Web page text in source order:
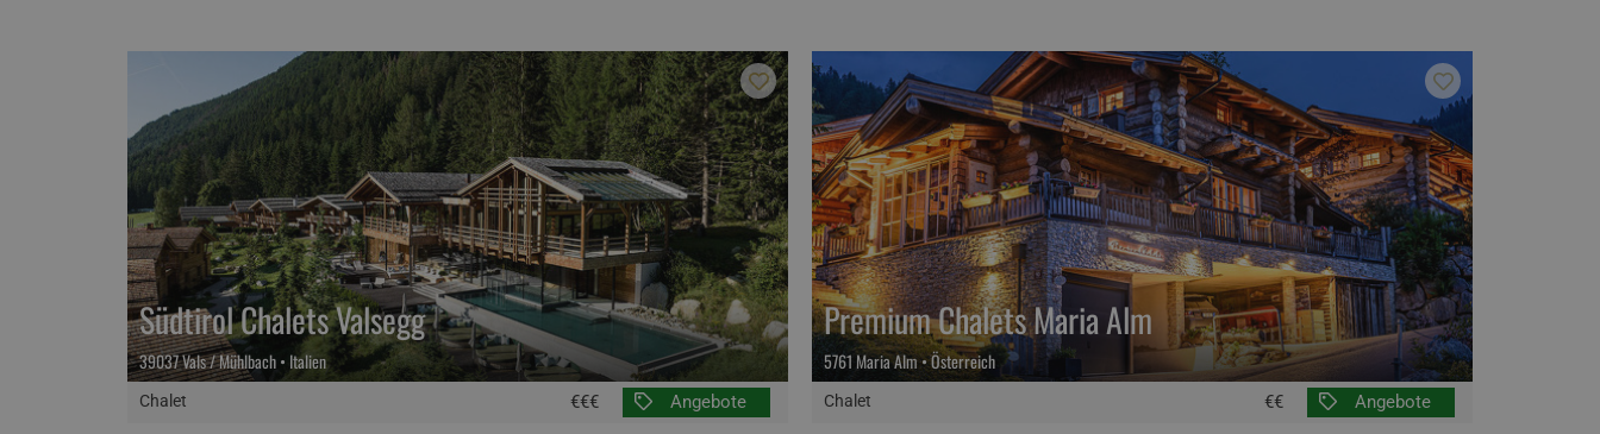
Chalet
Südtirol Chalets Valsegg
39037 Vals / Mühlbach • Italien
€€€ Angebote Chalet
Premium Chalets Maria Alm
5761 Maria Alm • Österreich
€€ Angebote